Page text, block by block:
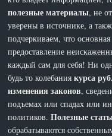
полезные материалы, не
уверены в источнике, а
подчеркиваем, что
предоставление
каждый сам для себя! Ни
будь то колебаниякурса
изменения законов,
подъемах или спадах или
политиков.Полезные
обрабатываются